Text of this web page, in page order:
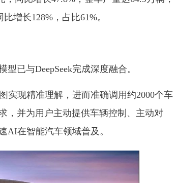
增长128%，占比61%。
型已与DeepSeek完成深度融合。
实现精准理解，进而准确调用约2000个车
，并为用户主动提供车辆控制、主动对
AI在智能汽车领域普及。